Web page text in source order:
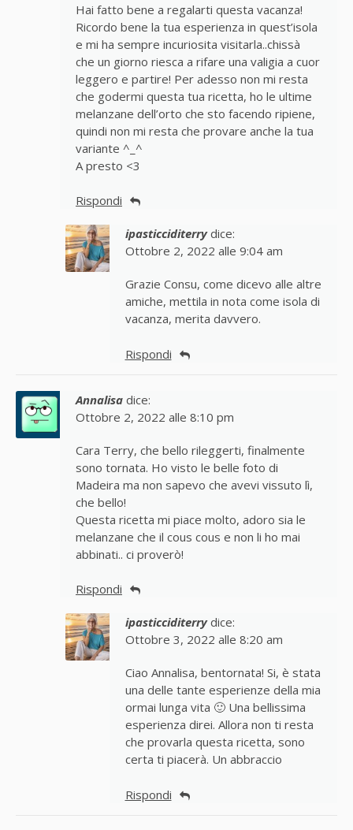
Hai fatto bene a regalarti questa vacanza!
Ricordo bene la tua esperienza in quest’isola
e mi ha sempre incuriosita visitarla..chissà
che un giorno riesca a rifare una valigia a cuor
leggero e partire! Per adesso non mi resta
che godermi questa tua ricetta, ho le ultime
melanzane dell’orto che sto facendo ripiene,
quindi non mi resta che provare anche la tua
variante ^_^
A presto <3
Rispondi
ipasticciditerry dice:
Ottobre 2, 2022 alle 9:04 am
Grazie Consu, come dicevo alle altre
amiche, mettila in nota come isola di
vacanza, merita davvero.
Rispondi
Annalisa dice:
Ottobre 2, 2022 alle 8:10 pm
Cara Terry, che bello rileggerti, finalmente
sono tornata. Ho visto le belle foto di
Madeira ma non sapevo che avevi vissuto lì,
che bello!
Questa ricetta mi piace molto, adoro sia le
melanzane che il cous cous e non li ho mai
abbinati.. ci proverò!
Rispondi
ipasticciditerry dice:
Ottobre 3, 2022 alle 8:20 am
Ciao Annalisa, bentornata! Si, è stata
una delle tante esperienze della mia
ormai lunga vita 🙂 Una bellissima
esperienza direi. Allora non ti resta
che provarla questa ricetta, sono
certa ti piacerà. Un abbraccio
Rispondi